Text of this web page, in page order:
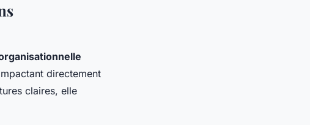
directement
claires, elle